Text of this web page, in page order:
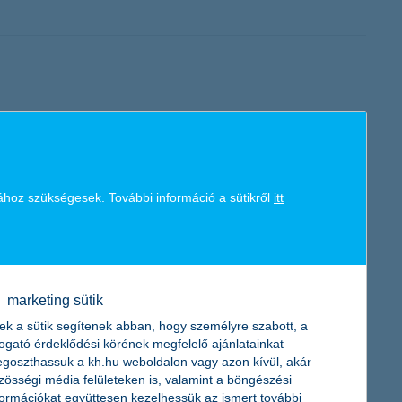
állnak az élen.
- hazánkban továbbra sem sikerül elérni a 40 százalékos
szükségesek. További információ a sütikről itt
marketing sütik
a sütik segítenek abban, hogy személyre szabott, a
érdeklődési körének megfelelő ajánlatainkat
a kh.hu weboldalon vagy azon kívül, akár
média felületeken is, valamint a böngészési
együttesen kezelhessük az ismert további